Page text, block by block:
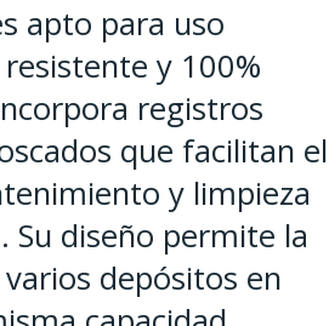
apto para uso
y 100%
registros
que facilitan el
y limpieza
Su diseño permite la
depósitos en